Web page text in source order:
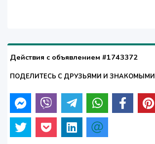
Действия с объявлением #1743372
ПОДЕЛИТЕСЬ С ДРУЗЬЯМИ И ЗНАКОМЫМИ